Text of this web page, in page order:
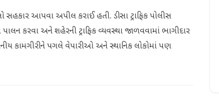
સહકાર આપવા અપીલ કરાઈ હતી. ​ડીસા ટ્રાફિક પોલીસ
કરવા અને શહેરની ટ્રાફિક વ્યવસ્થા જાળવવામાં ભાગીદાર
કામગીરીને પગલે વેપારીઓ અને સ્થાનિક લોકોમાં પણ